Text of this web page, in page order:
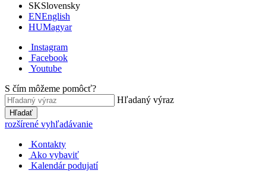
SKSlovensky
ENEnglish
HUMagyar
Instagram
Facebook
Youtube
S čím môžeme pomôcť?
Hľadaný výraz
Hľadať
rozšírené vyhľadávanie
Kontakty
Ako vybaviť
Kalendár podujatí